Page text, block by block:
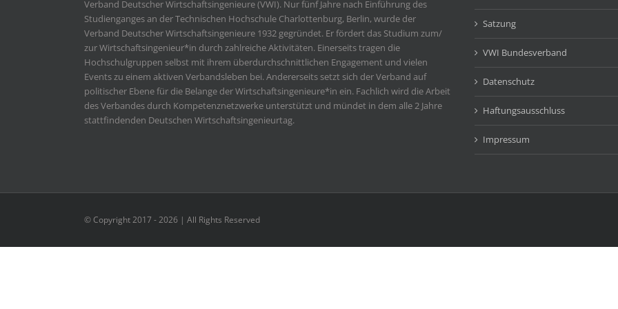
Verband Deutscher Wirtschaftsingenieure (VWI). Nur fünf Jahre nach Einführung des
Studienganges an der Technischen Hochschule Charlottenburg, Berlin, wurde der
Verband Deutscher Wirtschaftsingenieure 1932 gegründet. Er fördert das Studium zum/
zur Wirtschaftsingenieur*in durch zahlreiche Aktivitäten. Einerseits tragen die
Hochschulgruppen selbst mit ihrem überdurchschnittlichen Engagement und vielen
Events zu einem aktiven Verbandsleben bei. Andererseits setzt sich der Verband auf
politischer Ebene für die Belange der Wirtschaftsingenieure*in ein. Fachlich wird die Arbeit
des Verbandes durch Kompetenznetzwerke unterstützt und mündet in dem alle 2 Jahre
stattfindenden Deutschen Wirtschaftsingenieurtag.
Satzung
VWI Bundesverband
Datenschutz
Haftungsausschluss
Impressum
© Copyright 2017 -2026 | All Rights Reserved